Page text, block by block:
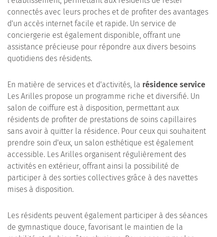
connectés avec leurs proches et de profiter des avantages
d'un accès internet facile et rapide. Un service de
conciergerie est également disponible, offrant une
assistance précieuse pour répondre aux divers besoins
quotidiens des résidents.
En matière de services et d'activités, la résidence service
Les Arilles propose un programme riche et diversifié. Un
salon de coiffure est à disposition, permettant aux
résidents de profiter de prestations de soins capillaires
sans avoir à quitter la résidence. Pour ceux qui souhaitent
prendre soin d'eux, un salon esthétique est également
accessible. Les Arilles organisent régulièrement des
activités en extérieur, offrant ainsi la possibilité de
participer à des sorties collectives grâce à des navettes
mises à disposition.
Les résidents peuvent également participer à des séances
de gymnastique douce, favorisant le maintien de la